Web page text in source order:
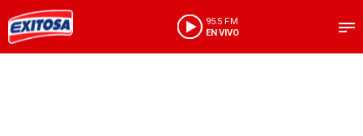
95.5 FM
EN VIVO